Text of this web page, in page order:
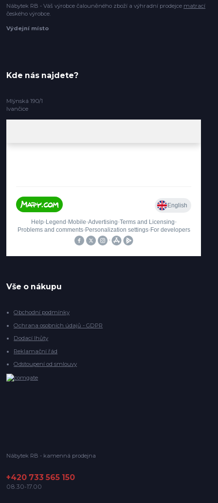
Nábytek RB - Váš výrobce čalouněného zboží a výhradní prodejce matrací
českého výrobce.
Výdejní místo
Kde nás najdete?
Mlýnská 190/1
Ivančice
Vše o nákupu
Obchodní podmínky
Ochrana osobních údajů - GDPR
Dodací lhůty
Reklamační řád
Odstoupení od smlouvy
Nábytek RB - kamenná prodejna
+420 733 565 150
08.30-17.00